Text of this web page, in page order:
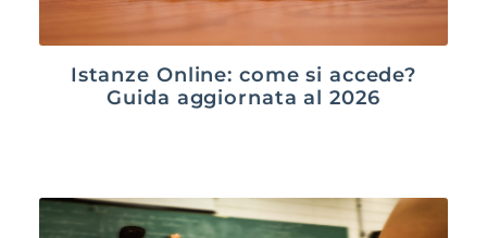
Istanze Online: come si accede?
Guida aggiornata al 2026